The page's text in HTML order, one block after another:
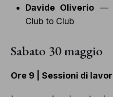
Davide Oliverio —
Club to Club
Sabato 30 maggio
Ore 9 | Sessioni di